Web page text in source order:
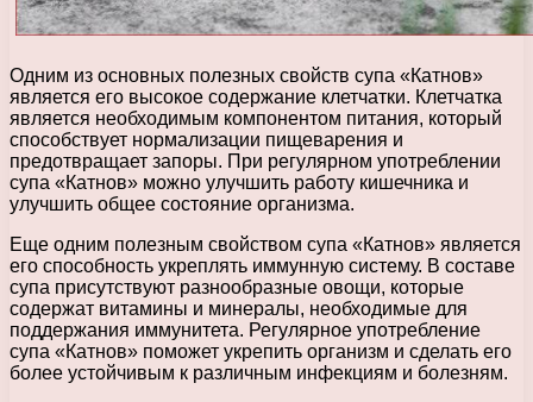
Одним из основных полезных свойств супа «Катнов»
является его высокое содержание клетчатки. Клетчатка
является необходимым компонентом питания, который
способствует нормализации пищеварения и
предотвращает запоры. При регулярном употреблении
супа «Катнов» можно улучшить работу кишечника и
улучшить общее состояние организма.
Еще одним полезным свойством супа «Катнов» является
его способность укреплять иммунную систему. В составе
супа присутствуют разнообразные овощи, которые
содержат витамины и минералы, необходимые для
поддержания иммунитета. Регулярное употребление
супа «Катнов» поможет укрепить организм и сделать его
более устойчивым к различным инфекциям и болезням.